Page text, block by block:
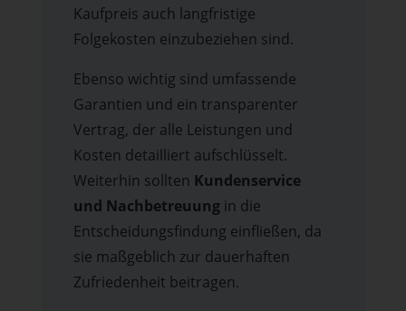
Kaufpreis auch langfristige
Folgekosten einzubeziehen sind.
Ebenso wichtig sind umfassende
Garantien und ein transparenter
Vertrag, der alle Leistungen und
Kosten detailliert aufschlüsselt.
Weiterhin sollten Kundenservice
und Nachbetreuungin die
Entscheidungsfindung einfließen, da
sie maßgeblich zur dauerhaften
Zufriedenheit beitragen.